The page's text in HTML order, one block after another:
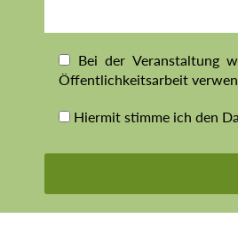
Bei der Veranstaltung
Öffentlichkeitsarbeit
Hiermit stimme ich den